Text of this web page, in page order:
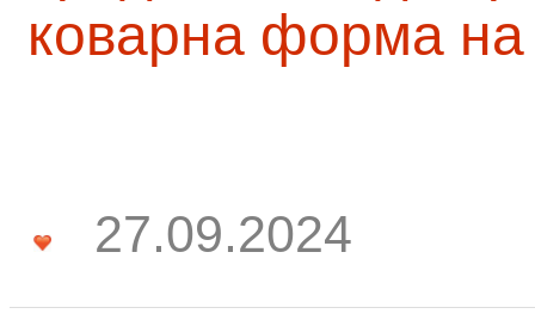
коварна форма на
27.09.2024